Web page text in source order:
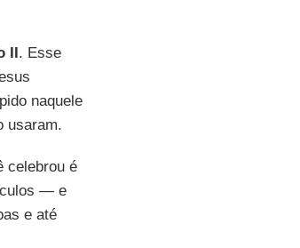
II. Esse
naquele
usaram.
celebrou é
— e
e até